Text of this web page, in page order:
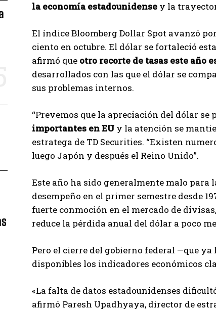
la economía estadounidense y la
El índice Bloomberg Dollar Spot avanzó
ciento en octubre. El dólar se fortaleció
afirmó que otro recorte de tasas este año
desarrollados con las que el dólar se
sus problemas internos.
“Prevemos que la apreciación del dólar se
importantes en EU y la atención se
estratega de TD Securities. “Existen
luego Japón y después el Reino Unido”.
Este año ha sido generalmente malo
desempeño en el primer semestre desde
fuerte conmoción en el mercado de
reduce la pérdida anual del dólar a poco
Pero el cierre del gobierno federal —que
disponibles los indicadores económicos
«La falta de datos estadounidenses
afirmó Paresh Upadhyaya, director de